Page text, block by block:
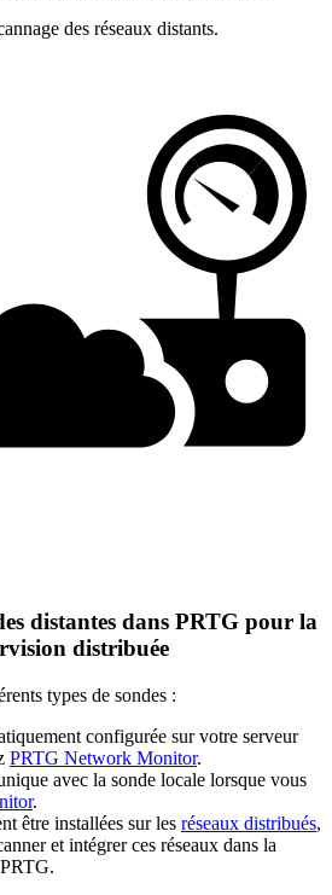
des réseaux distants.
distantes dans PRTG pour la
distribuée
types de sondes :
configurée sur votre serveur
PRTG Network Monitor.
avec la sonde locale lorsque vous
.
être installées sur les réseaux distribués,
et intégrer ces réseaux dans la